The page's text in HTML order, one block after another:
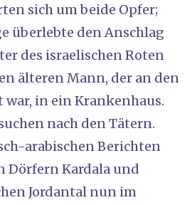
sich um beide Opfer;
überlebte den Anschlag
des israelischen Roten
älteren Mann, der an den
in ein Krankenhaus.
nach den Tätern.
arabischen Berichten
Dörfern Kardala und
Jordantal nun im